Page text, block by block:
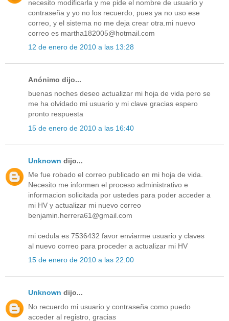
necesito modificarla y me pide el nombre de usuario y
contraseña y yo no los recuerdo, pues ya no uso ese
correo, y el sistema no me deja crear otra.mi nuevo
correo es martha182005@hotmail.com
12 de enero de 2010 a las 13:28
Anónimo dijo...
buenas noches deseo actualizar mi hoja de vida pero se
me ha olvidado mi usuario y mi clave gracias espero
pronto respuesta
15 de enero de 2010 a las 16:40
Unknown dijo...
Me fue robado el correo publicado en mi hoja de vida.
Necesito me informen el proceso administrativo e
informacion solicitada por ustedes para poder acceder a
mi HV y actualizar mi nuevo correo
benjamin.herrera61@gmail.com
mi cedula es 7536432 favor enviarme usuario y claves
al nuevo correo para proceder a actualizar mi HV
15 de enero de 2010 a las 22:00
Unknown dijo...
No recuerdo mi usuario y contraseña como puedo
acceder al registro, gracias